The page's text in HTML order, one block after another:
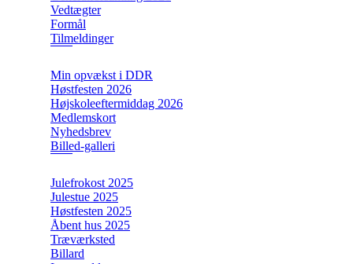
Vedtægter
Formål
Tilmeldinger
Min opvækst i DDR
Høstfesten 2026
Højskoleeftermiddag 2026
Medlemskort
Nyhedsbrev
Billed-galleri
Julefrokost 2025
Julestue 2025
Høstfesten 2025
Åbent hus 2025
Træværksted
Billard